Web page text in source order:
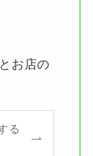
お店の
る